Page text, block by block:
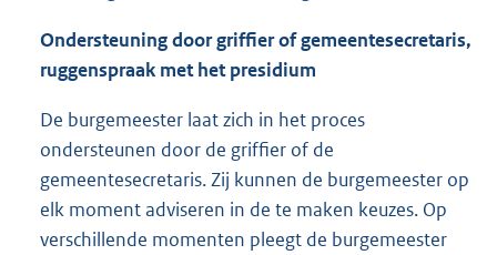
Ondersteuning door griffier of gemeentesecretaris,
ruggenspraak met het presidium
De burgemeester laat zich in het proces
ondersteunen door de griffier of de
gemeentesecretaris. Zij kunnen de burgemeester op
elk moment adviseren in de te maken keuzes. Op
verschillende momenten pleegt de burgemeester